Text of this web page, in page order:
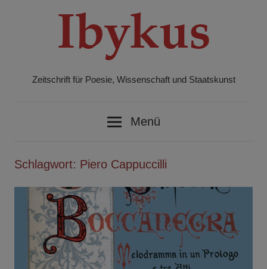
Zeitschrift für Poesie, Wissenschaft und Staatskunst
Menü
Schlagwort: Piero Cappuccilli